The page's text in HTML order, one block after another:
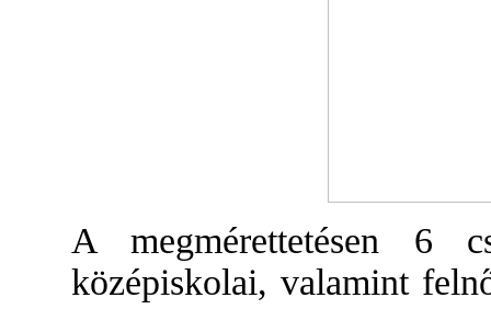
A megmérettetésen 6
középiskolai, valamint